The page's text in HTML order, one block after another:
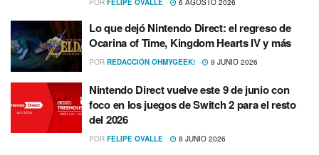
POR FELIPE OVALLE 6 AGOSTO 2026
Lo que dejó Nintendo Direct: el regreso de
Ocarina of Time, Kingdom Hearts IV y más
POR REDACCIÓN OHMYGEEK! 9 JUNIO 2026
Nintendo Direct vuelve este 9 de junio con
foco en los juegos de Switch 2 para el resto
del 2026
POR FELIPE OVALLE 8 JUNIO 2026